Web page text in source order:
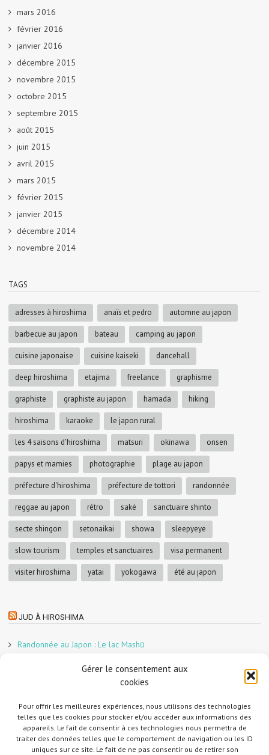
Gérer le consentement aux
cookies
Pour offrir les meilleures expériences, nous utilisons des technologies
telles que les cookies pour stocker et/ou accéder aux informations des
appareils. Le fait de consentir à ces technologies nous permettra de
traiter des données telles que le comportement de navigation ou les ID
uniques sur ce site. Le fait de ne pas consentir ou de retirer son
mars 2016
février 2016
janvier 2016
décembre 2015
novembre 2015
octobre 2015
septembre 2015
août 2015
juin 2015
avril 2015
mars 2015
février 2015
janvier 2015
décembre 2014
novembre 2014
TAGS
adresses à hiroshima anaïs et pedro automne au japon
barbecue au japon bateau camping au japon
cuisine japonaise cuisine kaiseki dancehall
deep hiroshima etajima freelance graphisme
graphiste graphiste au japon hamada hiking
hiroshima karaoke le japon rural
les 4 saisons d'hiroshima matsuri okinawa onsen
papys et mamies photographie plage au japon
préfecture d'hiroshima préfecture de tottori randonnée
reggae au japon rétro saké sanctuaire shinto
secte shingon setonaikai showa sleepyeye
slow tourism temples et sanctuaires visa permanent
visiter hiroshima yatai yokogawa été au japon
JUD À HIROSHIMA
Randonnée au Japon : Le lac Mashū
En direct sur Adobe France !
Un café et des cabanes dans la forêt
Slow Tourism à Tomo-no-Ura
Slow tourism à Onomichi